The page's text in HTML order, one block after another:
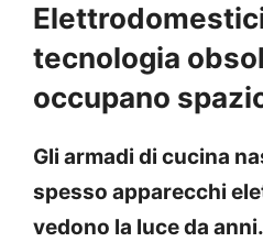
tecnologia
occupano
Gli armadi di cucina
spesso apparecchi
vedono la luce da anni.